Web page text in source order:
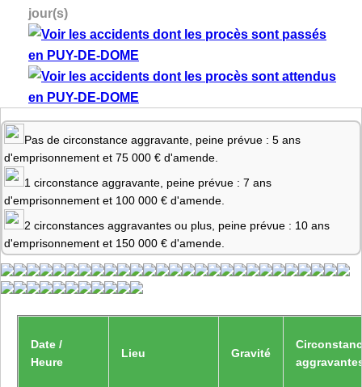
jour(s)
Pas de circonstance aggravante, peine prévue : 5 ans
d'emprisonnement et 75 000 € d'amende.
1 circonstance aggravante, peine prévue : 7 ans
d'emprisonnement et 100 000 € d'amende.
2 circonstances aggravantes ou plus, peine prévue : 10 ans
d'emprisonnement et 150 000 € d'amende.
Date /
Heure
Lieu Gravité